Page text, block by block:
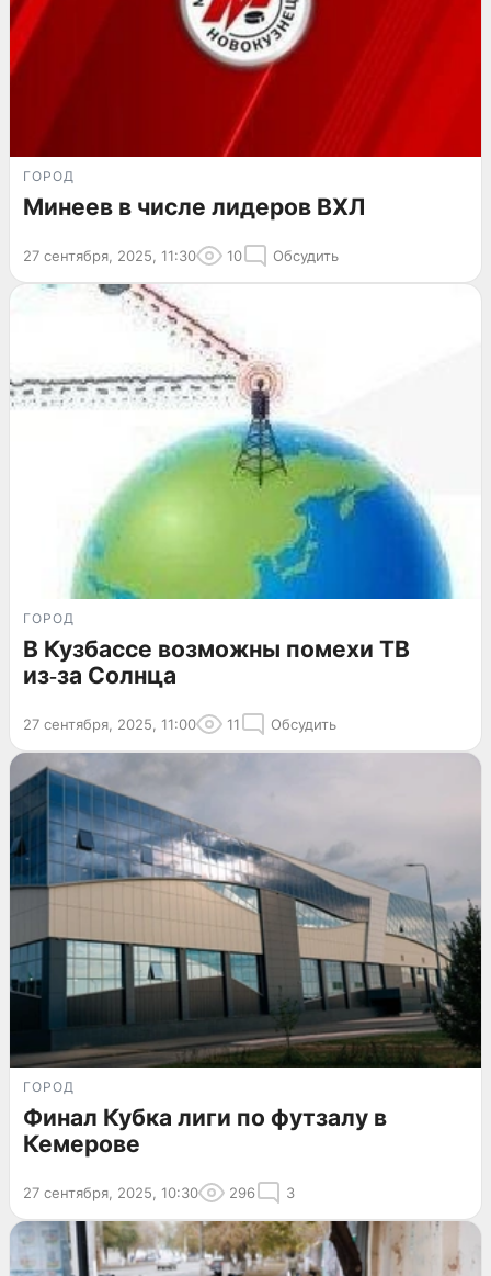
ГОРОД
Минеев в числе лидеров ВХЛ
27 сентября, 2025, 11:30 10 Обсудить
ГОРОД
В Кузбассе возможны помехи ТВ
из‑за Солнца
27 сентября, 2025, 11:00 11 Обсудить
ГОРОД
Финал Кубка лиги по футзалу в
Кемерове
27 сентября, 2025, 10:30 296 3